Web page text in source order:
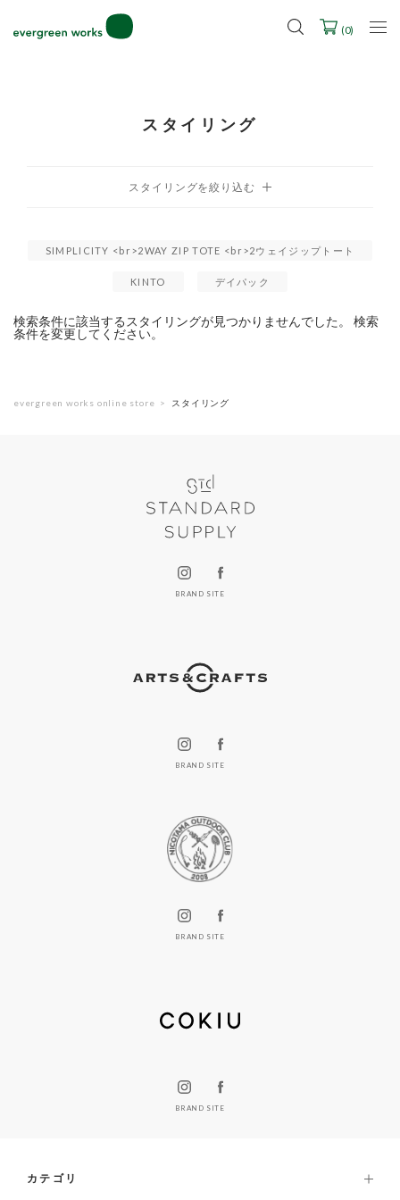
2027年ご入学用ランドセル受注会スケジュール
(0)
スタイリング
SIMPLICITY <br>2WAY ZIP TOTE <br>2ウェイジップトート
KINTO デイパック
検索条件に該当するスタイリングが見つかりませんでした。 検索
条件を変更してください。
evergreen works online store スタイリング
BRAND SITE
BRAND SITE
BRAND SITE
BRAND SITE
カテゴリ